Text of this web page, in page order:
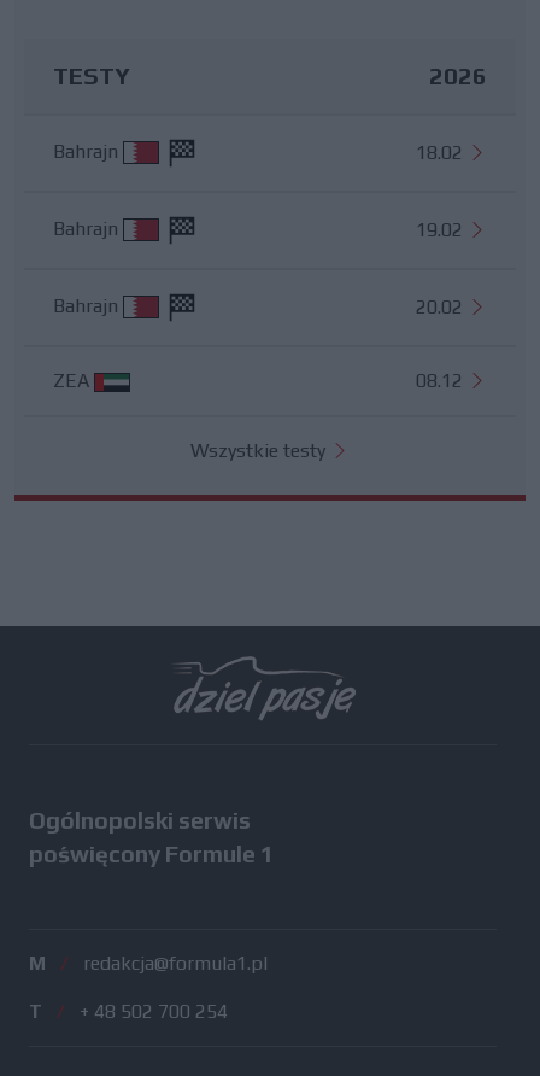
TESTY 2026
Bahrajn 18.02
Bahrajn 19.02
Bahrajn 20.02
ZEA 08.12
Wszystkie testy
Ogólnopolski serwis
poświęcony Formule 1
M / redakcja@formula1.pl
T / + 48 502 700 254